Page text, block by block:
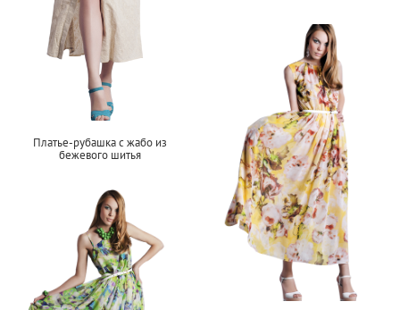
Платье-рубашка с жабо из
бежевого шитья